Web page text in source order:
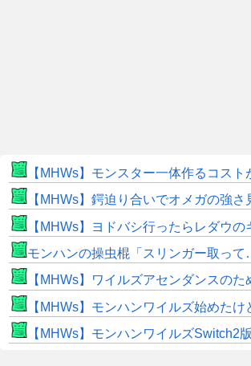
【MHWs】モンスター一体作るコストが大きくなっている昨今で
【MHWs】鍔迫り合いでオメガの強さ見せら
【MHWs】ヨドバシ行ったらレダウのキーホルダー
モンハンの操虫棍「スリンガー取って…猟虫強化して…エキス取
【MHWs】ワイルズアセンダンスのためにPS5pro買おうとした
【MHWs】モンハンワイルズ始めたけど普
【MHWs】モンハンワイルズSwitch2